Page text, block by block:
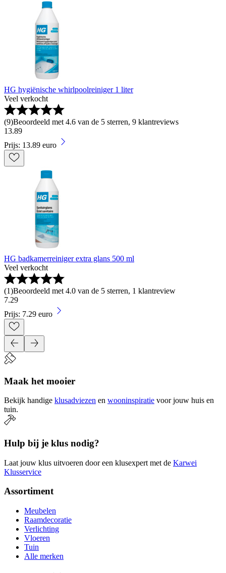
HG hygiënische whirlpoolreiniger 1 liter
Veel verkocht
(9)Beoordeeld met 4.6 van de 5 sterren, 9 klantreviews
13.89
Prijs: 13.89 euro
HG badkamerreiniger extra glans 500 ml
Veel verkocht
(1)Beoordeeld met 4.0 van de 5 sterren, 1 klantreview
7.29
Prijs: 7.29 euro
Maak het mooier
Bekijk handige klusadviezen en wooninspiratie voor jouw huis en
tuin.
Hulp bij je klus nodig?
Laat jouw klus uitvoeren door een klusexpert met de Karwei
Klusservice
Assortiment
Meubelen
Raamdecoratie
Verlichting
Vloeren
Tuin
Alle merken